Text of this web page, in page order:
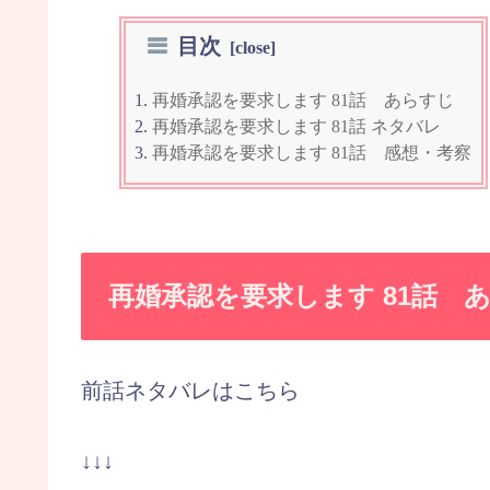
目次
再婚承認を要求します 81話 あらすじ
再婚承認を要求します 81話 ネタバレ
再婚承認を要求します 81話 感想・考察
再婚承認を要求します 81話
前話ネタバレはこちら
↓↓↓